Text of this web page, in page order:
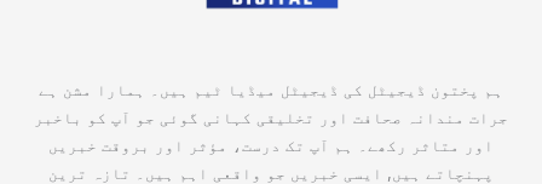
ہم پختون ڈیجیٹل کی ڈیجیٹل میڈیا ٹیم ہیں۔ ہمارا مشن ہے
جرات مندانہ صحافت اور تخلیقی کہانی گوئی جو آپ کو باخبر
اور متاثر رکھے۔ ہم آپ تک درست، مؤثر اور بروقت خبریں
پہنچاتے ہیں, ایسی خبریں جو واقعی اہم ہیں۔ تازہ ترین